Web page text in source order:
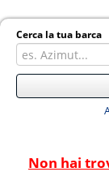
News
Video
Cerca la tua barca
Non hai